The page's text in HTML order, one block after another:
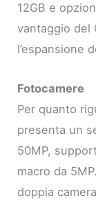
12GB e
vantaggio del
l’espansione
Fotocamere
Per quanto
presenta un
50MP,
macro da
doppia